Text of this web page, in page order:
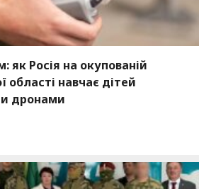
як Росія на окупованій
області навчає дітей
дронами